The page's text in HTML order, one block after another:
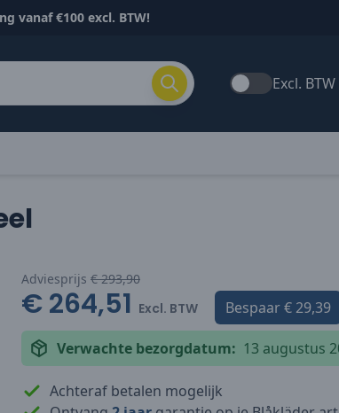
vanaf €100 excl. BTW!
Excl. BTW
Adviesprijs € 293,90
€ 264,51 Excl. BTW Bespaar€ 29,39
Verwachte bezorgdatum: 13 augustus
Achteraf betalen mogelijk